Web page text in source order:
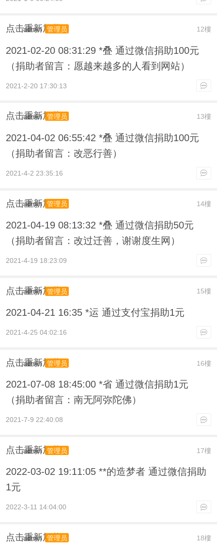
点击重新加载 12樓
admin 管理员
2021-02-20 08:31:29 *叠 通过微信捐助100元
（捐助者留言：愿越来越多的人看到网站）
2021-2-20 17:30:13
点击重新加载 13樓
admin 管理员
2021-04-02 06:55:42 *叠 通过微信捐助100元
（捐助者留言：改恶行善）
2021-4-2 23:35:16
点击重新加载 14樓
admin 管理员
2021-04-19 08:13:32 *叠 通过微信捐助50元
（捐助者留言：改过迁善，谢谢度生网）
2021-4-19 18:23:09
点击重新加载 15樓
admin 管理员
2021-04-21 16:35 *运 通过支付宝捐助1元
2021-4-25 04:02:16
点击重新加载 16樓
admin 管理员
2021-07-08 18:45:00 *省 通过微信捐助1元
（捐助者留言：南无阿弥陀佛）
2021-7-9 22:40:08
点击重新加载 17樓
admin 管理员
2022-03-02 19:11:05 **的造梦者 通过微信捐助
1元
2022-3-11 14:04:00
点击重新加载 18樓
admin 管理员